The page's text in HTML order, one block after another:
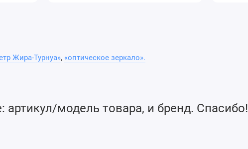
лазера Yb: KGW, Yb: YAG
Жира-Турнуа», «оптическое зеркало».
модель товара, и бренд. Спасибо!